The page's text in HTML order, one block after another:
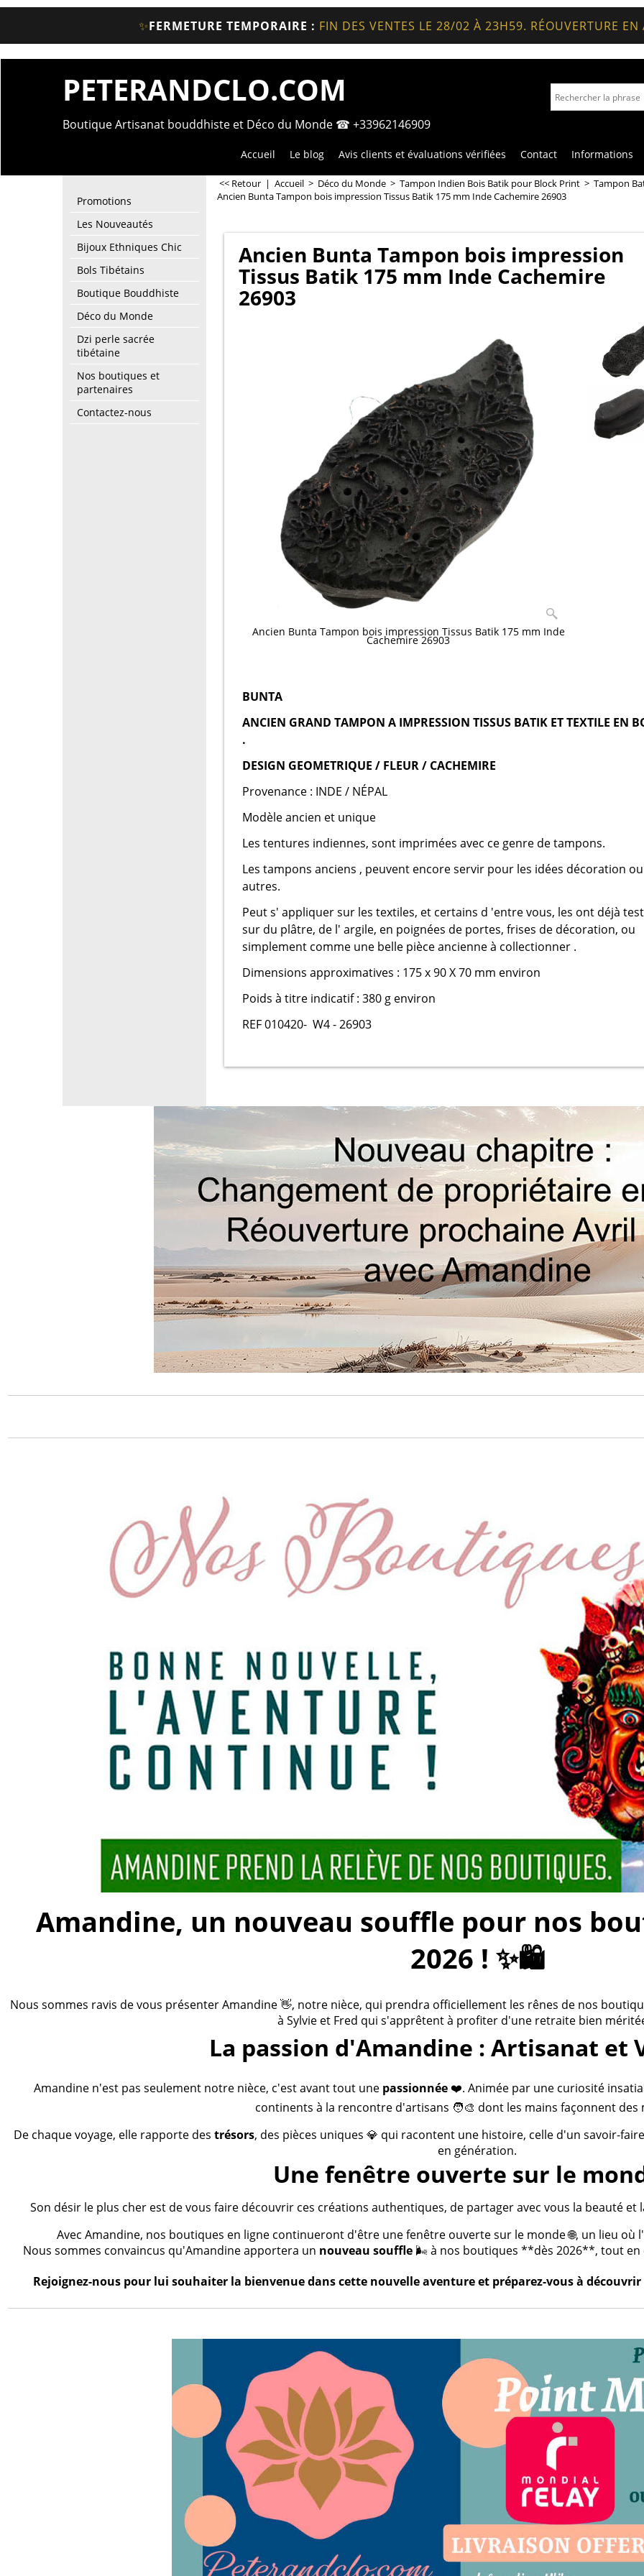
✨FERMETURE TEMPORAIRE : FIN DES VENTES LE 28/02 À 23H59. RÉOUVERTURE
PETERANDCLO.COM
Boutique Artisanat bouddhiste et Déco du Monde ☎ +33962146909
Accueil Le blog Avis clients et évaluations vérifiées Contact Informations
Promotions
Les Nouveautés
Bijoux Ethniques Chic
Bols Tibétains
Boutique Bouddhiste
Déco du Monde
Dzi perle sacrée
tibétaine
Nos boutiques et
partenaires
Contactez-nous
<< Retour | Accueil > Déco du Monde > Tampon Indien Bois Batik pour Block Print > Tampon
Ancien Bunta Tampon bois impression Tissus Batik 175 mm Inde Cachemire 26903
Ancien Bunta Tampon bois impression
Tissus Batik 175 mm Inde Cachemire
26903
Ancien Bunta Tampon bois impression Tissus Batik 175 mm Inde
Cachemire 26903
BUNTA
ANCIEN GRAND TAMPON A IMPRESSION TISSUS BATIK ET TEXTILE EN
.
DESIGN GEOMETRIQUE / FLEUR / CACHEMIRE
Provenance : INDE / NÉPAL
Modèle ancien et unique
Les tentures indiennes, sont imprimées avec ce genre de tampons.
Les tampons anciens , peuvent encore servir pour les idées décoration ou
autres.
Peut s' appliquer sur les textiles, et certains d 'entre vous, les ont déjà
sur du plâtre, de l' argile, en poignées de portes, frises de décoration, ou
simplement comme une belle pièce ancienne à collectionner .
Dimensions approximatives : 175 x 90 X 70 mm environ
Poids à titre indicatif : 380 g environ
REF 010420- W4 - 26903
Amandine, un nouveau souffle pour nos
2026 ! ✨🛍️
Nous sommes ravis de vous présenter Amandine 👋, notre nièce, qui prendra officiellement les rênes de nos
à Sylvie et Fred qui s'apprêtent à profiter d'une retraite bien
La passion d'Amandine : Artisanat et
Amandine n'est pas seulement notre nièce, c'est avant tout une passionnée❤️. Animée par une curiosité
continents à la rencontre d'artisans 🧑‍🎨 dont les mains façonnent des
De chaque voyage, elle rapporte des trésors, des pièces uniques 💎 qui racontent une histoire, celle d'un savoir-
en génération.
Une fenêtre ouverte sur le
Son désir le plus cher est de vous faire découvrir ces créations authentiques, de partager avec vous la beauté
Avec Amandine, nos boutiques en ligne continueront d'être une fenêtre ouverte sur le monde 🌐, un lieu
Nous sommes convaincus qu'Amandine apportera un nouveau souffle🌬️ à nos boutiques **dès 2026**, tout en
Rejoignez-nous pour lui souhaiter la bienvenue dans cette nouvelle aventure et préparez-vous à